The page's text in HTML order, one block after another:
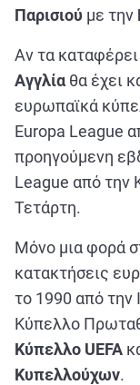
Παρισιού με την
Αν τα
Αγγλία θα έχει
ευρωπαϊκά
Europa League
προηγούμενη
League από την
Τετάρτη.
Μόνο μια φορά
κατακτήσεις
το 1990 από την
Κύπελλο
Κύπελλο UEFA
Κυπελλούχων.